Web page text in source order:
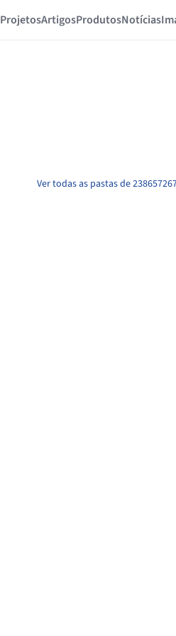
ProjetosArtigosProdutosNotícias
Ver todas as pastas de